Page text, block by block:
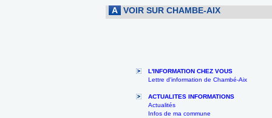
A VOIR SUR CHAMBE-AIX
L'INFORMATION CHEZ VOUS
Lettre d'information de Chambé-Aix
ACTUALITES INFORMATIONS
Actualités
Infos de ma commune